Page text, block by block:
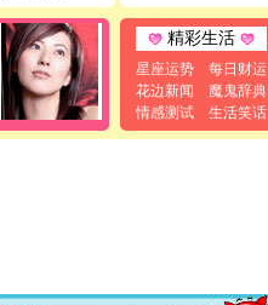
精彩生活
星座运势
每日财运
花边新闻
魔鬼辞典
情感测试
生活笑话